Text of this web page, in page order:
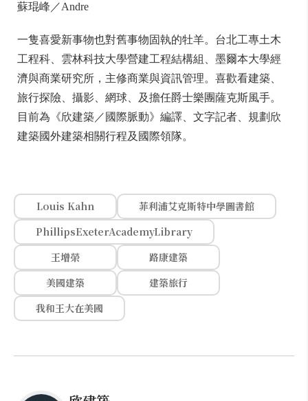
蘇琨峰／Andre
一隻喜愛新事物也對舊事物固執的牡羊。台北工專土木
工程科、雲林科技大學營建工程結構組、墨爾本大學經
濟與商業研究所，主修商業與資訊管理。喜歡看建築、
旅行探險、攝影、網球、及擔任爵士樂團薩克斯風手。
目前為《欣建築／國際脈動》編譯、文字記者、規劃欣
建築國外建築相關行程及國際領隊。
Louis Kahn
菲利浦艾克斯特中學圖書館
PhillipsExeterAcademyLibrary
王增榮
路康建築
美國建築
建築旅行
我和王大在美國